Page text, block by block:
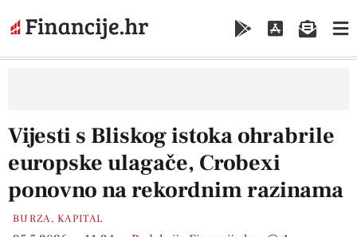
Vijesti s Bliskog istoka ohrabrile
europske ulagače, Crobexi
ponovno na rekordnim razinama
BURZA,KAPITAL